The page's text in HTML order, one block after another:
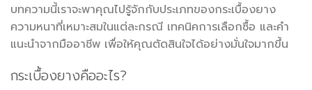
บทความนี้เราจะพาคุณไปรู้จักกับประเภทของกระเบื้องยาง
ความหนาที่เหมาะสมในแต่ละกรณี เทคนิคการเลือกซื้อ และคำ
แนะนำจากมืออาชีพ เพื่อให้คุณตัดสินใจได้อย่างมั่นใจมากขึ้น
กระเบื้องยางคืออะไร?